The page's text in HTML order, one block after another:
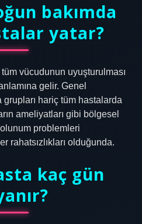
bakımda
yatar?
vücudunun uyuşturulması
gelir. Genel
hariç tüm hastalarda
ameliyatları gibi bölgesel
problemleri
rahatsızlıkları olduğunda.
kaç gün